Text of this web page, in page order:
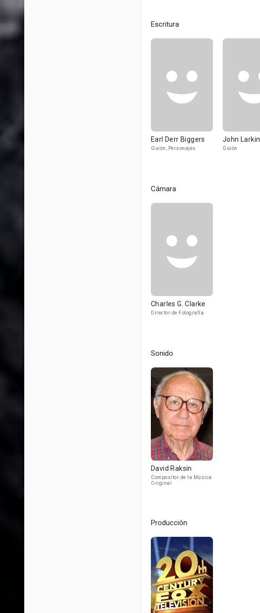
Escritura
Earl Derr Biggers
Guión, Personajes
John Larkin
Guión
Cámara
Charles G. Clarke
Director de Fotografía
Sonido
David Raksin
Compositor de la Música
Original
Producción